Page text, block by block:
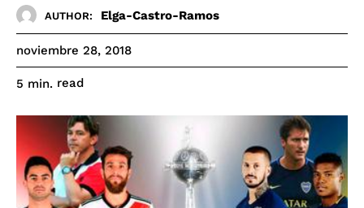
AUTHOR: Elga-Castro-Ramos
noviembre 28, 2018
5 min. read